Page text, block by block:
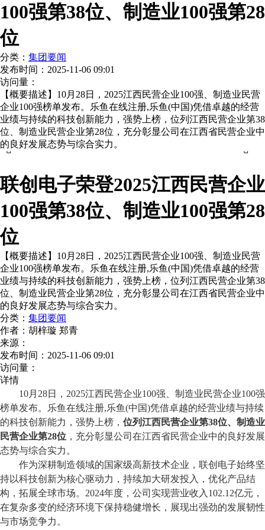
100强第38位、制造业100强第28
位
分类： 集团要闻
发布时间： 2025-11-06 09:01
访问量：
【概要描述】 10月28日，2025江西民营企业100强、制造业民营
企业100强榜单发布。乐鱼在线注册,乐鱼(中国)凭借卓越的经营
业绩与持续的科技创新能力，强势上榜，位列江西民营企业第38
位、制造业民营企业第28位，充分彰显公司在江西省民营企业中
的良好发展态势与综合实力。


联创电子荣登2025江西民营企业
100强第38位、制造业100强第28
位
【概要描述】 10月28日，2025江西民营企业100强、制造业民营
企业100强榜单发布。乐鱼在线注册,乐鱼(中国)凭借卓越的经营
业绩与持续的科技创新能力，强势上榜，位列江西民营企业第38
位、制造业民营企业第28位，充分彰显公司在江西省民营企业中
的良好发展态势与综合实力。
分类： 集团要闻
作者： 胡梓璇 郑青
来源：
发布时间： 2025-11-06 09:01
访问量：
详情
10月28日，2025江西民营企业100强、制造业民营企业100强
榜单发布。乐鱼在线注册,乐鱼(中国)凭借卓越的经营业绩与持续
的科技创新能力，强势上榜， 位列江西民营企业第38位、制造业
民营企业第28位 ， 充分彰显公司在江西省民营企业中的良好发展
态势与综合实力。
作为深耕制造领域的国家级高新技术企业，联创电子始终坚
持以科技创新为核心驱动力，持续加大研发投入，优化产品结
构，拓展全球市场。 2024年度，公司实现营业收入102.12亿元，
在复杂多变的经济环境下保持稳健增长，展现出强劲的发展韧性
与市场竞争力。